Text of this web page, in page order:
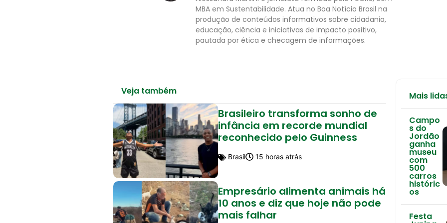
MBA em Sustentabilidade. Atua no Boa Notícia Brasil na
produção de conteúdos informativos sobre cidadania,
educação, ciência e iniciativas de impacto positivo,
pautada por ética e checagem de informações.
Veja também
Brasileiro transforma sonho de
infância em recorde mundial
reconhecido pelo Guinness
Brasil 15 horas atrás
Empresário alimenta animais há
10 anos e diz que hoje não pode
mais falhar
Mais
Campo
s do
Jordão
ganha
museu
com
500
carros
históric
os
Festa